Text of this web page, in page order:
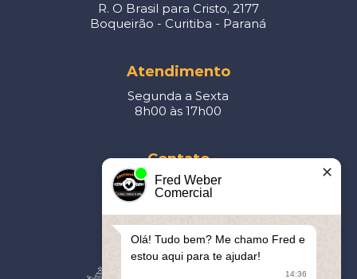
R. O Brasil para Cristo, 2177
Boqueirão - Curitiba - Paraná
Atendimento
Segunda a Sexta
8h00 às 17h00
Contato
413093-5877
contato@cerro.eng.br
Parceiros
Fred Weber
Comercial
✕
Olá! Tudo bem? Me chamo Fred e
estou aqui para te ajudar!
14:36